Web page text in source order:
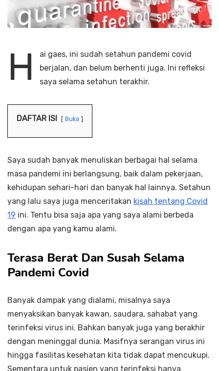
H
ai gaes, ini sudah setahun pandemi covid
berjalan, dan belum berhenti juga. Ini refleksi
saya selama setahun terakhir.
DAFTAR ISI Buka
Saya sudah banyak menuliskan berbagai hal selama
masa pandemi ini berlangsung, baik dalam pekerjaan,
kehidupan sehari-hari dan banyak hal lainnya. Setahun
yang lalu saya juga menceritakan kisah tentang Covid
19 ini. Tentu bisa saja apa yang saya alami berbeda
dengan apa yang kamu alami.
Terasa Berat Dan Susah Selama
Pandemi Covid
Banyak dampak yang dialami, misalnya saya
menyaksikan banyak kawan, saudara, sahabat yang
terinfeksi virus ini. Bahkan banyak juga yang berakhir
dengan meninggal dunia. Masifnya serangan virus ini
hingga fasilitas kesehatan kita tidak dapat mencukupi.
Sementara untuk pasien yang terinfeksi hanya